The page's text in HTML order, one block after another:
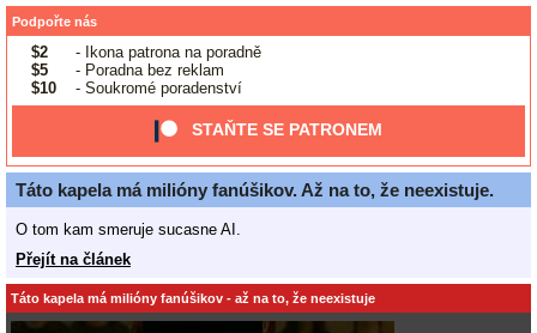
Podpořte nás
$2
- Ikona patrona na poradně
$5
- Poradna bez reklam
$10
- Soukromé poradenství
STAŇTE SE PATRONEM
Táto kapela má milióny fanúšikov. Až na to, že neexistuje.
O tom kam smeruje sucasne AI.
Přejít na článek
Táto kapela má milióny fanúšikov - až na to, že neexistuje